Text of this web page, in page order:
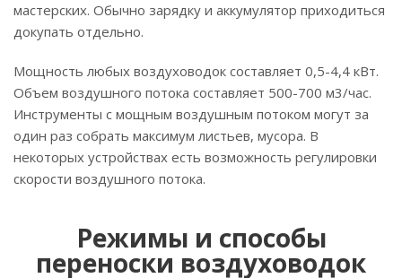
мастерских. Обычно зарядку и аккумулятор приходиться
докупать отдельно.
Мощность любых воздуховодок составляет 0,5-4,4 кВт.
Объем воздушного потока составляет 500-700 м3/час.
Инструменты с мощным воздушным потоком могут за
один раз собрать максимум листьев, мусора. В
некоторых устройствах есть возможность регулировки
скорости воздушного потока.
Режимы и способы
переноски воздуховодок